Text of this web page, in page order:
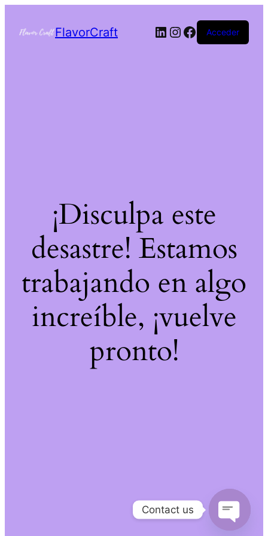
FlavorCraft Acceder
¡Disculpa este
desastre! Estamos
trabajando en algo
increíble, ¡vuelve
pronto!
Contact us